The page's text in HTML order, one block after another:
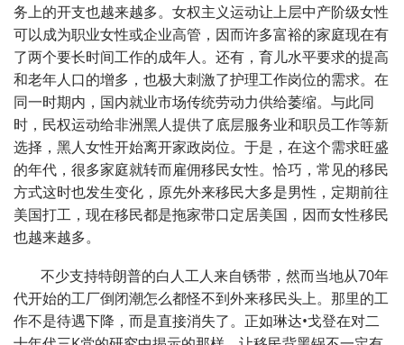
务上的开支也越来越多。女权主义运动让上层中产阶级女性
可以成为职业女性或企业高管，因而许多富裕的家庭现在有
了两个要长时间工作的成年人。还有，育儿水平要求的提高
和老年人口的增多，也极大刺激了护理工作岗位的需求。在
同一时期内，国内就业市场传统劳动力供给萎缩。与此同
时，民权运动给非洲黑人提供了底层服务业和职员工作等新
选择，黑人女性开始离开家政岗位。于是，在这个需求旺盛
的年代，很多家庭就转而雇佣移民女性。恰巧，常见的移民
方式这时也发生变化，原先外来移民大多是男性，定期前往
美国打工，现在移民都是拖家带口定居美国，因而女性移民
也越来越多。
不少支持特朗普的白人工人来自锈带，然而当地从70年
代开始的工厂倒闭潮怎么都怪不到外来移民头上。那里的工
作不是待遇下降，而是直接消失了。正如琳达•戈登在对二